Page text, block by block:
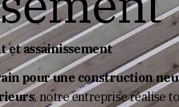
et assainissement
pour une construction
, notre entreprise réalise